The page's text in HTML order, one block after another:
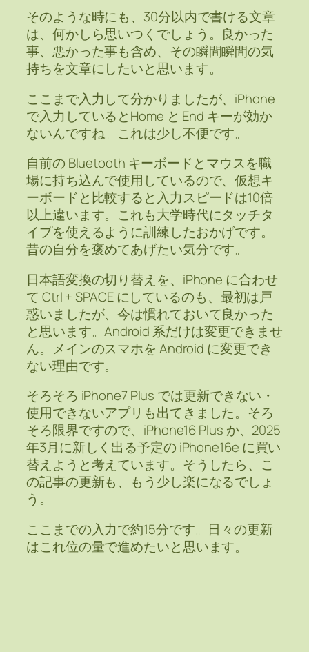
そのような時にも、30分以内で書ける文章
は、何かしら思いつくでしょう。良かった
事、悪かった事も含め、その瞬間瞬間の気
持ちを文章にしたいと思います。
ここまで入力して分かりましたが、iPhone
で入力しているとHome と End キーが効か
ないんですね。これは少し不便です。
自前の Bluetooth キーボードとマウスを職
場に持ち込んで使用しているので、仮想キ
ーボードと比較すると入力スピードは10倍
以上違います。これも大学時代にタッチタ
イプを使えるように訓練したおかげです。
昔の自分を褒めてあげたい気分です。
日本語変換の切り替えを、iPhone に合わせ
て Ctrl + SPACE にしているのも、最初は戸
惑いましたが、今は慣れておいて良かった
と思います。Android 系だけは変更できませ
ん。メインのスマホを Android に変更でき
ない理由です。
そろそろ iPhone7 Plus では更新できない・
使用できないアプリも出てきました。そろ
そろ限界ですので、iPhone16 Plus か、2025
年3月に新しく出る予定の iPhone16e に買い
替えようと考えています。そうしたら、こ
の記事の更新も、もう少し楽になるでしょ
う。
ここまでの入力で約15分です。日々の更新
はこれ位の量で進めたいと思います。